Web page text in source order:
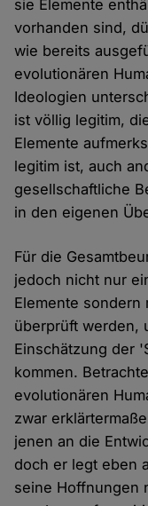
sie Elemente
vorhanden sind,
wie bereits
evolutionären
Ideologien
ist völlig legitim,
Elemente
legitim ist, auch
gesellschaftliche
in den eigenen
Für die
jedoch nicht nur
Elemente sondern
überprüft werden,
Einschätzung der
kommen.
evolutionären
zwar
jenen an die
doch er legt eben
seine Hoffnungen